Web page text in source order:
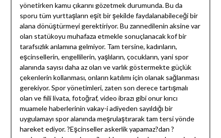
yönetirken kamu çıkarını gözetmek durumunda. Bu da
sporu tüm yurttaşların eşit bir şekilde faydalanabileceği bir
alana dönüştürmeyi gerektiriyor. Bu zannedilenin aksine var
olan statükoyu muhafaza etmekle sonuçlanacak kof bir
tarafsızlık anlamına gelmiyor. Tam tersine, kadınların,
eşcinsellerin, engellilerin, yaşlıların, çocukların, yani spor
alanında sayısı daha az olan ve varlık göstermekte güçlük
çekenlerin kollanması, onların katılımı için olanak sağlanması
gerekiyor. Spor yönetimleri, zaten son derece tartışmalı
olan ve fiili livata, fotoğraf, video ibrazı gibi onur kırıcı
muamele haberlerinin vakay-i adiyeden sayıldığı bir
uygulamayı spor alanında meşrulaştırarak tam tersi yönde
hareket ediyor. ?Eşcinseller askerlik yapamaz?dan ?